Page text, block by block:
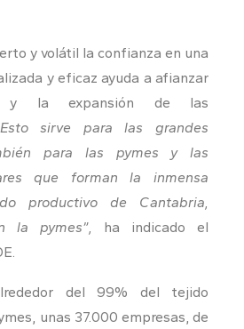
y volátil la confianza en una
y eficaz ayuda a afianzar
y la expansión de las
sirve para las grandes
para las pymes y las
que forman la inmensa
productivo de Cantabria,
la pymes”,
ha indicado el
del 99% del tejido
unas 37.000 empresas, de